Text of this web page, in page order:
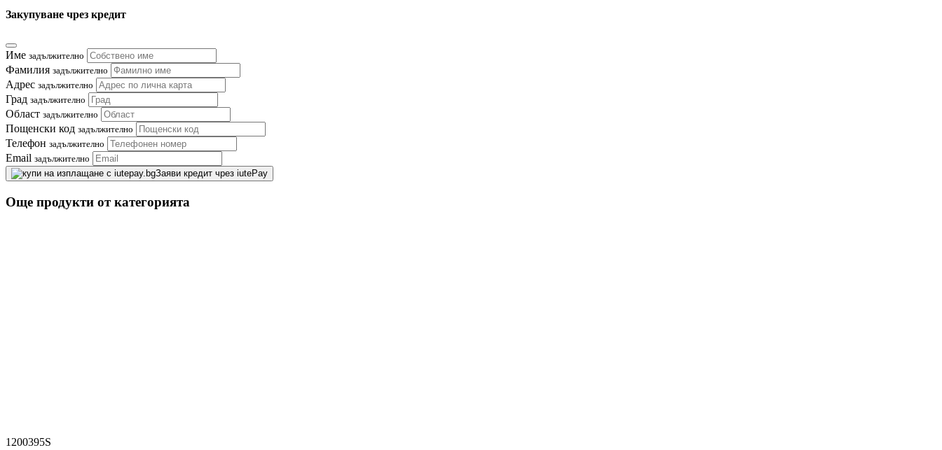
Закупуване чрез кредит
Име задължително
Фамилия задължително
Адрес задължително
Град задължително
Област задължително
Пощенски код задължително
Телефон задължително
Email задължително
Заяви кредит чрез iutePay
Още продукти от категорията
1200395S